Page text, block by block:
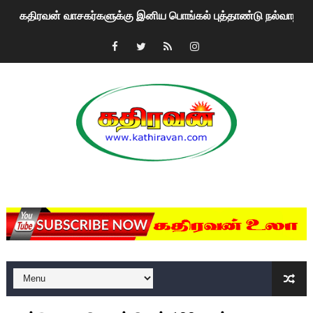
கதிரவன் வாசகர்களுக்கு இனிய பொங்கல் புத்தாண்டு
மகிந்த ராஜபக்சே பதவி விலக திட்டம்?
காணாமல் போகும் பிள்ளையார்கள்!
குண்டை தூக்கிப்போட்ட ஆய்வு…. இந்தியாவின் “கோவிஷீல்டு”
ஏர்போர்ட்டில் உதைத்த நபர் யார், என்ன நடந்தது?: உண்மையை
சீனா இலங்கையிடம் 8 மில்லியன் அமெரிக்க டொலர் நட்டஈடு
01/11/2021 Scotland ல் நடைபெறும் கண்டனப்
பாலச்சந்திரன் மற்றும் தன்னிடம் படித்த மாணவர்கள் தொடர்பில்